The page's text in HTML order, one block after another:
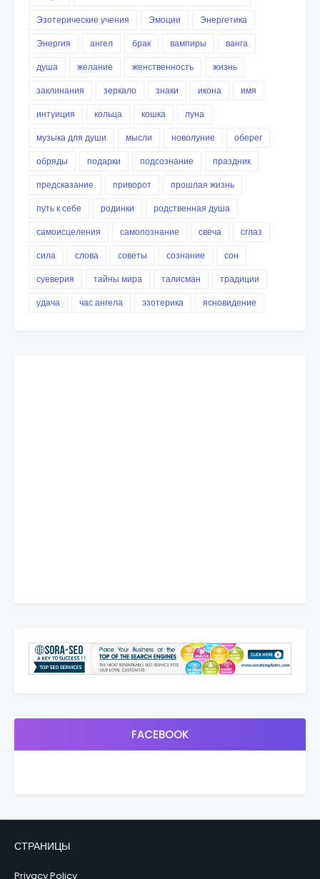
Эзотерические учения
Эмоции
Энергетика
Энергия
ангел брак вампиры
ванга
душа
желание женственность
жизнь
заклинания
зеркало знаки икона
имя
интуиция
кольца кошка
луна
музыка для души
мысли новолуние
оберег
обряды
подарки подсознание
праздник
предсказание
приворот
прошлая жизнь
путь к себе
родинки
родственная душа
самоисцеления
самопознание свеча
сглаз
сила
слова советы сознание
сон
суеверия
тайны мира талисман
традиции
удача
час ангела эзотерика ясновидение
FACEBOOK
СТРАНИЦЫ
Privacy Policy